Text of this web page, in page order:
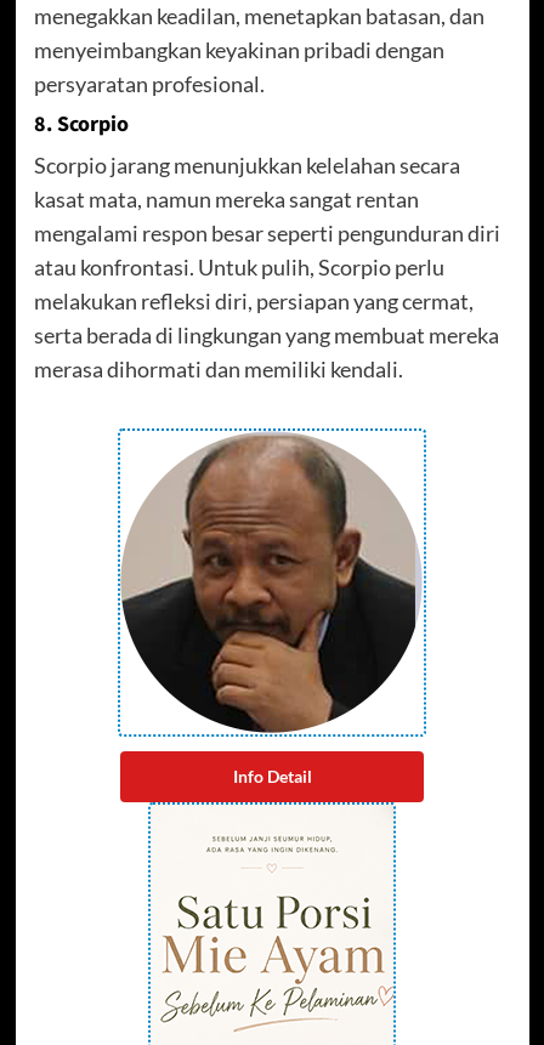
menegakkan keadilan, menetapkan batasan, dan
menyeimbangkan keyakinan pribadi dengan
persyaratan profesional.
8. Scorpio
Scorpio jarang menunjukkan kelelahan secara
kasat mata, namun mereka sangat rentan
mengalami respon besar seperti pengunduran diri
atau konfrontasi. Untuk pulih, Scorpio perlu
melakukan refleksi diri, persiapan yang cermat,
serta berada di lingkungan yang membuat mereka
merasa dihormati dan memiliki kendali.
Info Detail